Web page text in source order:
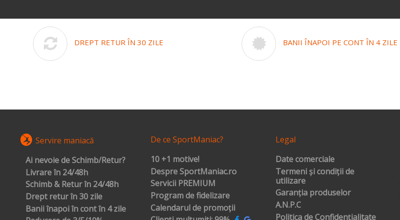
DREPT RETUR ÎN 30 ZILE BANII ÎNAPOI PE CONT ÎN 4 ZILE
Servire maniacă
Ai nevoie de Schimb/Retur?
Livrare în 24/48h
Schimb & Retur în 24/48h
Drept retur în 30 zile
Banii înapoi în cont în 4 zile
De ce SportManiac?
10 +1 motive!
Despre SportManiac.ro
Servicii PREMIUM
Program de fidelizare
Calendarul de promoții
Legal
Date comerciale
Termeni și condiții de
utilizare
Garanția produselor
A.N.P.C
Politica de Confidențialitate